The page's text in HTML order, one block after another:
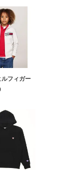
ルフィガー